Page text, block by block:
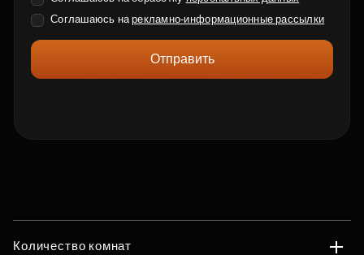
Соглашаюсь нарекламно-информационные рассылки
Отправить
Количество комнат